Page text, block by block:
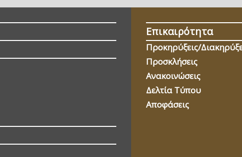
Επικαιρότητα
Προκηρύξεις/
Προσκλήσεις
Ανακοινώσεις
Δελτία Τύπου
Αποφάσεις